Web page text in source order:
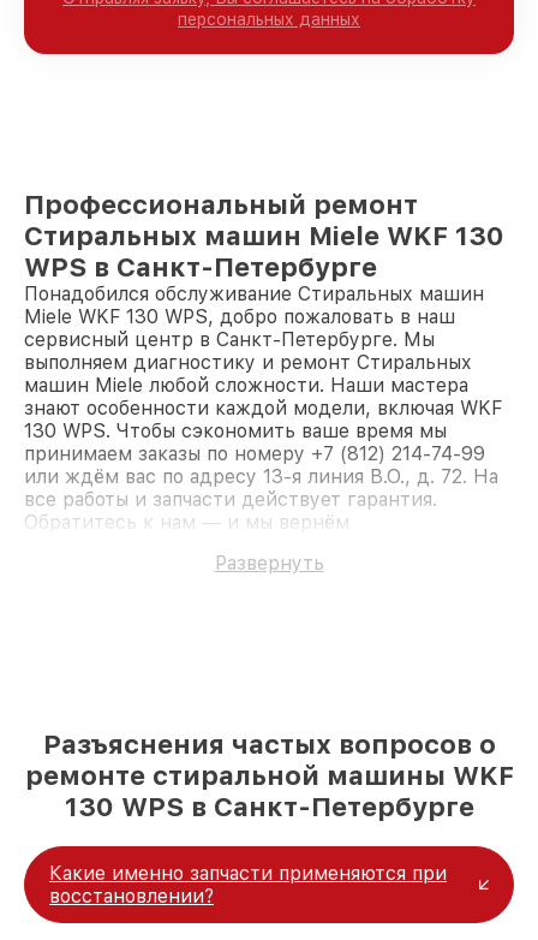
персональных данных
Профессиональный ремонт
Стиральных машин Miele WKF 130
WPS в Санкт-Петербурге
Понадобился обслуживание Стиральных машин
Miele WKF 130 WPS, добро пожаловать в наш
сервисный центр в Санкт-Петербурге. Мы
выполняем диагностику и ремонт Стиральных
машин Miele любой сложности. Наши мастера
знают особенности каждой модели, включая WKF
130 WPS. Чтобы сэкономить ваше время мы
принимаем заказы по номеру +7 (812) 214-74-99
или ждём вас по адресу 13-я линия В.О., д. 72. На
все работы и запчасти действует гарантия.
Обратитесь к нам — и мы вернём
Развернуть
Разъяснения частых вопросов о
ремонте стиральной машины WKF
130 WPS в Санкт-Петербурге
Какие именно запчасти применяются при
восстановлении?